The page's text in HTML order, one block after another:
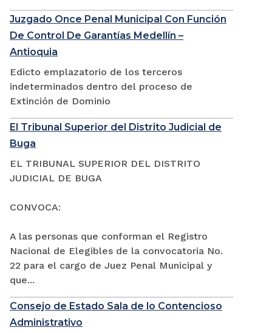
Juzgado Once Penal Municipal Con Función
De Control De Garantías Medellín –
Antioquia
Edicto emplazatorio de los terceros
indeterminados dentro del proceso de
Extinción de Dominio
El Tribunal Superior del Distrito Judicial de
Buga
EL TRIBUNAL SUPERIOR DEL DISTRITO
JUDICIAL DE BUGA
CONVOCA:
A las personas que conforman el Registro
Nacional de Elegibles de la convocatoria No.
22 para el cargo de Juez Penal Municipal y
que...
Consejo de Estado Sala de lo Contencioso
Administrativo